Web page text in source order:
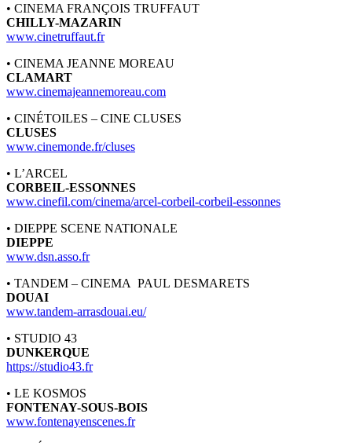
• CINEMA FRANÇOIS TRUFFAUT
CHILLY-MAZARIN
www.cinetruffaut.fr
• CINEMA JEANNE MOREAU
CLAMART
www.cinemajeannemoreau.com
• CINÉTOILES – CINE CLUSES
CLUSES
www.cinemonde.fr/cluses
• L’ARCEL
CORBEIL-ESSONNES
www.cinefil.com/cinema/arcel-corbeil-corbeil-essonnes
• DIEPPE SCENE NATIONALE
DIEPPE
www.dsn.asso.fr
• TANDEM – CINEMA PAUL DESMARETS
DOUAI
www.tandem-arrasdouai.eu/
• STUDIO 43
DUNKERQUE
https://studio43.fr
• LE KOSMOS
FONTENAY-SOUS-BOIS
www.fontenayenscenes.fr